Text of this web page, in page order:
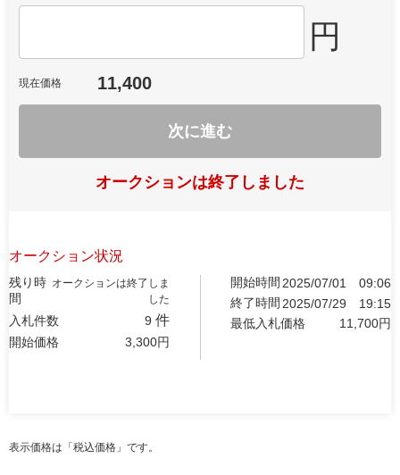
円
現在価格 11,400
次に進む
オークションは終了しました
オークション状況
残り時
間
オークションは終了しま
した
入札件数 9 件
開始価格 3,300円
開始時間 2025/07/01
09:06
終了時間 2025/07/29
19:15
最低入札価格
11,700円
表示価格は「税込価格」です。